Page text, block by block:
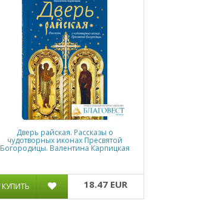
Дверь райская. Рассказы о
чудотворных иконах Пресвятой
Богородицы. Валентина Карпицкая
КУПИТЬ 18.47 EUR